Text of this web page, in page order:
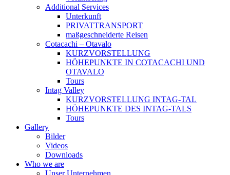
Additional Services
Unterkunft
PRIVATTRANSPORT
maßgeschneiderte Reisen
Cotacachi – Otavalo
KURZVORSTELLUNG
HÖHEPUNKTE IN COTACACHI UND
OTAVALO
Tours
Intag Valley
KURZVORSTELLUNG INTAG-TAL
HÖHEPUNKTE DES INTAG-TALS
Tours
Gallery
Bilder
Videos
Downloads
Who we are
Unser Unternehmen